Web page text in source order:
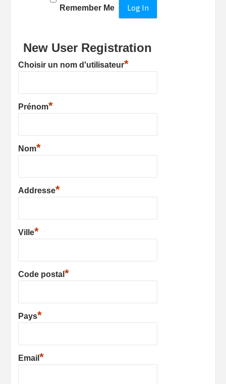
Remember Me
New User Registration
Choisir un nom d'utilisateur*
Prénom*
Nom*
Addresse*
Ville*
Code postal *
Pays*
Email *